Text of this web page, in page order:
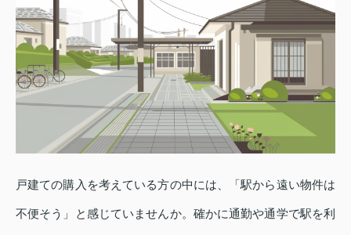
戸建ての購入を考えている方の中には、「駅から遠い物件は
不便そう」と感じていませんか。確かに通勤や通学で駅を利